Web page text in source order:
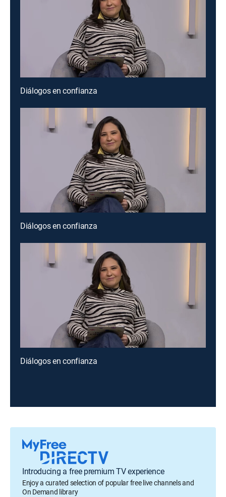
Diálogos en confianza
Diálogos en confianza
Diálogos en confianza
Introducing a free premium TV experience
Enjoy a curated selection of popular free live channels and
On Demand library